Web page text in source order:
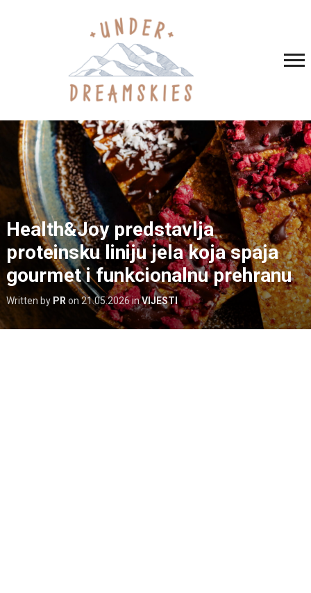
Health&Joy predstavlja
proteinsku liniju jela koja spaja
gourmet i funkcionalnu prehranu
Written by PR on21.05.2026inVIJESTI